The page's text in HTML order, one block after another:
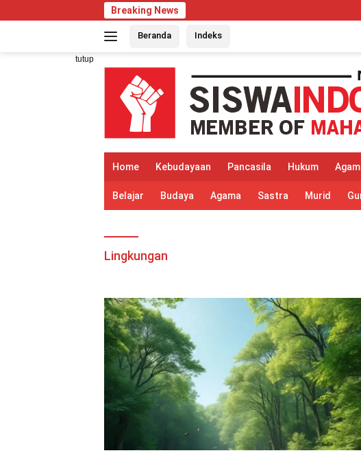
ke
Breaking News
Beranda Indeks
tutup
Home Kebudayaan Pancasila Hukum
Belajar Budaya Agama Sastra Murid
Lingkungan